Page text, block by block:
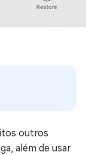
outros
além de usar